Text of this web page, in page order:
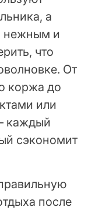
а
нежным и
что
От
коржа до
или
каждый
сэкономит
после